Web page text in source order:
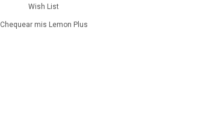
Wish List
Chequear mis Lemon Plus